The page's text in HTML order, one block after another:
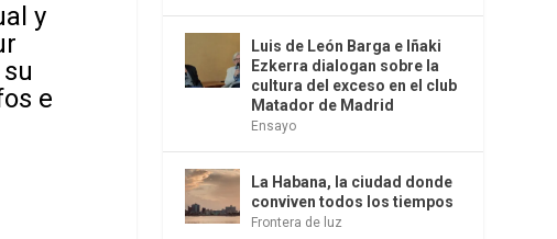
y
e
Luis de León Barga e Iñaki
Ezkerra dialogan sobre la
cultura del exceso en el club
Matador de Madrid
Ensayo
La Habana, la ciudad donde
conviven todos los tiempos
Frontera de luz